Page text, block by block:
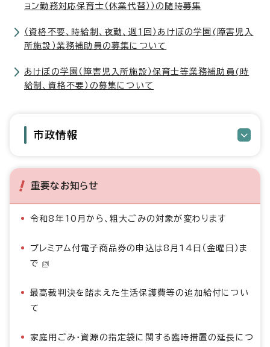
ョン勤務対応保育士（休業代替））の随時募集
（資格不要、時給制、夜勤、週1回）あけぼの学園(障害児入
所施設）業務補助員の募集について
あけぼの学園（障害児入所施設）保育士等業務補助員(時
給制、資格不要）の募集について
市政情報
重要なお知らせ
令和8年10月から、粗大ごみの対象が変わります
プレミアム付電子商品券の申込は8月14日（金曜日）ま
で
最高裁判決を踏まえた生活保護費等の追加給付につい
て
家庭用ごみ・資源の指定袋に関する臨時措置の延長につ